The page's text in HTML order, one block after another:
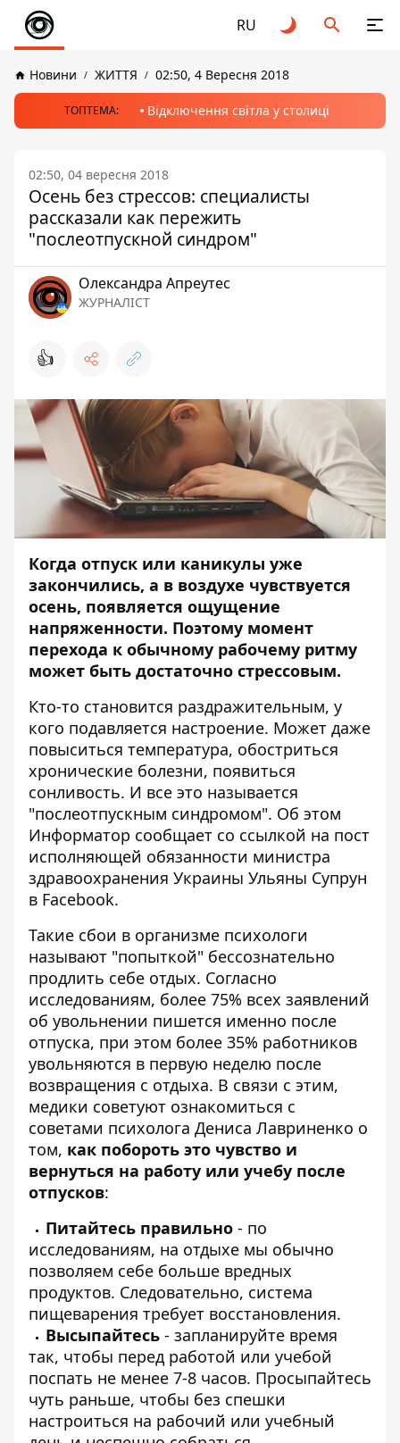
RU
Новини ЖИТТЯ 02:50, 4 Вересня 2018
ТОПТЕМА: Відключення світла у столиці
02:50, 04 вересня 2018
Осень без стрессов: специалисты
рассказали как пережить
"послеотпускной синдром"
Олександра Апреутес
ЖУРНАЛІСТ
👍
Когда отпуск или каникулы уже
закончились, а в воздухе чувствуется
осень, появляется ощущение
напряженности. Поэтому момент
перехода к обычному рабочему ритму
может быть достаточно стрессовым.
Кто-то становится раздражительным, у
кого подавляется настроение. Может даже
повыситься температура, обостриться
хронические болезни, появиться
сонливость. И все это называется
"послеотпускным синдромом". Об этом
Информатор сообщает со ссылкой на пост
исполняющей обязанности министра
здравоохранения Украины Ульяны Супрун
в Facebook.
Такие сбои в организме психологи
называют "попыткой" бессознательно
продлить себе отдых. Согласно
исследованиям, более 75% всех заявлений
об увольнении пишется именно после
отпуска, при этом более 35% работников
увольняются в первую неделю после
возвращения с отдыха. В связи с этим,
медики советуют ознакомиться с
советами психолога Дениса Лавриненко о
том, как побороть это чувство и
вернуться на работу или учебу после
отпусков:
Питайтесь правильно - по
исследованиям, на отдыхе мы обычно
позволяем себе больше вредных
продуктов. Следовательно, система
пищеварения требует восстановления.
Высыпайтесь - запланируйте время
так, чтобы перед работой или учебой
поспать не менее 7-8 часов. Просыпайтесь
чуть раньше, чтобы без спешки
настроиться на рабочий или учебный